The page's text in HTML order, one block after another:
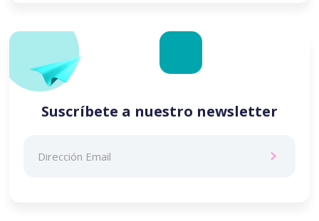
Suscríbete a nuestro newsletter